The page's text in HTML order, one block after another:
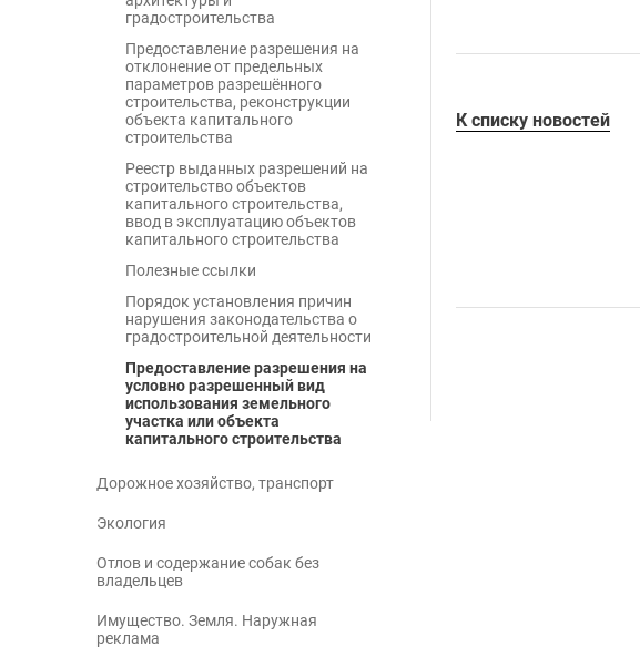
градостроительства
Предоставление разрешения на
отклонение от предельных
параметров разрешённого
строительства, реконструкции
объекта капитального
строительства
Реестр выданных разрешений на
строительство объектов
капитального строительства,
ввод в эксплуатацию объектов
капитального строительства
Полезные ссылки
Порядок установления причин
нарушения законодательства о
градостроительной деятельности
Предоставление разрешения на
условно разрешенный вид
использования земельного
участка или объекта
капитального строительства
Дорожное хозяйство, транспорт
Экология
Отлов и содержание собак без
владельцев
Имущество. Земля. Наружная
реклама
К списку новостей